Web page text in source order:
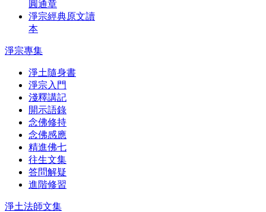
圓通章
淨宗經典原文讀
本
淨宗專集
淨土隨身書
淨宗入門
淺釋講記
開示語錄
念佛修持
念佛感應
精進佛七
往生文集
答問解疑
進階修習
淨土法師文集